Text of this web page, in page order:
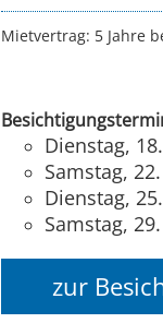
Mietvertrag: 5 Jahre
Dienstag,
Samstag,
Dienstag,
Samstag,
zur